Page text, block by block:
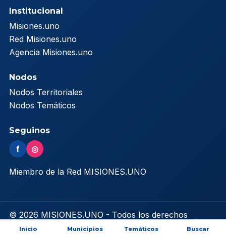
Institucional
Misiones.uno
Red Misiones.uno
Agencia Misiones.uno
Nodos
Nodos Territoriales
Nodos Temáticos
Seguinos
f ◎
Miembro de la Red MISIONES.UNO
© 2026 MISIONES.UNO - Todos los derechos
reservados
Inicio Municipios Temáticos Buscar